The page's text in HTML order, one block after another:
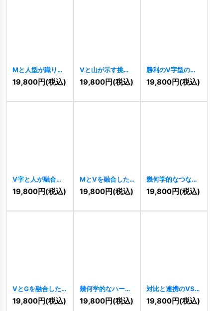
Mと人型が織りな
すのロゴ [9988]
19,800円(税込)
Vと山が示す挑戦
と成長のロゴ
10905]
19,800円(税込)
勝利のV字型の人
物ロゴ[10457]
19,800円(税込)
V字と人が融合し
た勝利と成長のロ
ゴ [ 10447]
19,800円(税込)
MとVを融合した
幾何学ラインロゴ
9856
19,800円(税込)
幾何学的なつなが
りと繁栄のVロゴ
9819
19,800円(税込)
VとGを融合した
シャープな勝利ロ
ゴ [ 9656
19,800円(税込)
幾何学的なハート
のMまたはWのロ
ゴ [ 9650
19,800円(税込)
対比と連携のVSロ
ゴ 9514]
19,800円(税込)